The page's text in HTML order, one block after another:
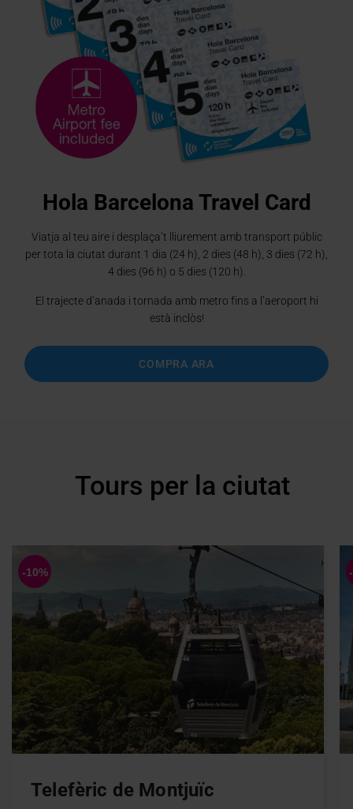
Lights up! Ruta nocturna amb el
Barcelona Night Tour
COMPRA ARA
Go to 1
Go to 2
Go to 3
Go to 4
Hola Barcelona Travel Card
Viatja al teu aire i desplaça’t lliurement amb transport públic
per tota la ciutat durant 1 dia (24 h), 2 dies (48 h), 3 dies (72 h),
4 dies (96 h) o 5 dies (120 h).
El trajecte d’anada i tornada amb metro fins a l’aeroport hi
està inclòs!
COMPRA ARA
Tours per la ciutat
Telefèric de Montjuïc